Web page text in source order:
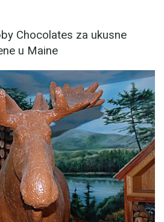
Chocolates za ukusne
u Maine